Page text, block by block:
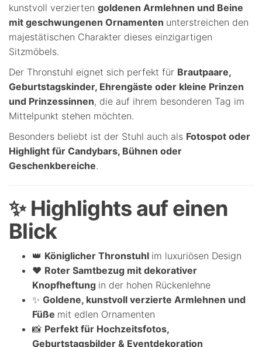
kunstvoll verzierten goldenen Armlehnen und Beine
mit geschwungenen Ornamenten unterstreichen den
majestätischen Charakter dieses einzigartigen
Sitzmöbels.
Der Thronstuhl eignet sich perfekt für Brautpaare,
Geburtstagskinder, Ehrengäste oder kleine Prinzen
und Prinzessinnen, die auf ihrem besonderen Tag im
Mittelpunkt stehen möchten.
Besonders beliebt ist der Stuhl auch als Fotospot oder
Highlight für Candybars, Bühnen oder
Geschenkbereiche.
✨ Highlights auf einen
Blick
👑 Königlicher Thronstuhl im luxuriösen Design
❤ Roter Samtbezug mit dekorativer
Knopfheftung in der hohen Rückenlehne
✨ Goldene, kunstvoll verzierte Armlehnen und
Füße mit edlen Ornamenten
📸 Perfekt für Hochzeitsfotos,
Geburtstagsbilder & Eventdekoration